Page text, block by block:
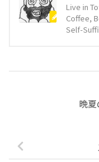
Live in
Coffee,
Self-
晩